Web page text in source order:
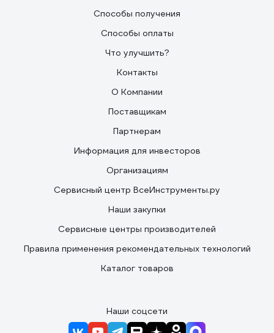
Способы получения
Способы оплаты
Что улучшить?
Контакты
О Компании
Поставщикам
Партнерам
Информация для инвесторов
Организациям
Сервисный центр ВсеИнструменты.ру
Наши закупки
Сервисные центры производителей
Правила применения рекомендательных технологий
Каталог товаров
Наши соцсети